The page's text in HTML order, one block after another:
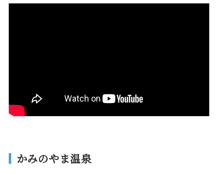
かみのやま温泉